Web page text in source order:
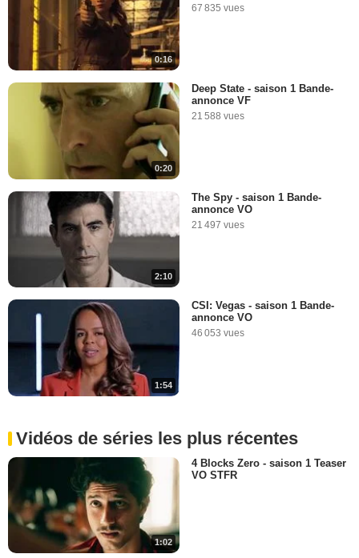
0:16
67 835 vues
0:20
Deep State - saison 1 Bande-
annonce VF
21 588 vues
2:10
The Spy - saison 1 Bande-
annonce VO
21 497 vues
1:54
CSI: Vegas - saison 1 Bande-
annonce VO
46 053 vues
Vidéos de séries les plus récentes
1:02
4 Blocks Zero - saison 1 Teaser
VO STFR